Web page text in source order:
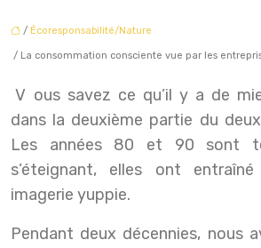
/ Écoresponsabilité/Nature
/ La consommation consciente vue par les
Vous savez ce qu’il y a de mieux quand on vit
dans la deuxième partie du
Les années 80 et 90 sont
s’éteignant, elles ont
imagerie yuppie.
Pendant deux décennies, nous